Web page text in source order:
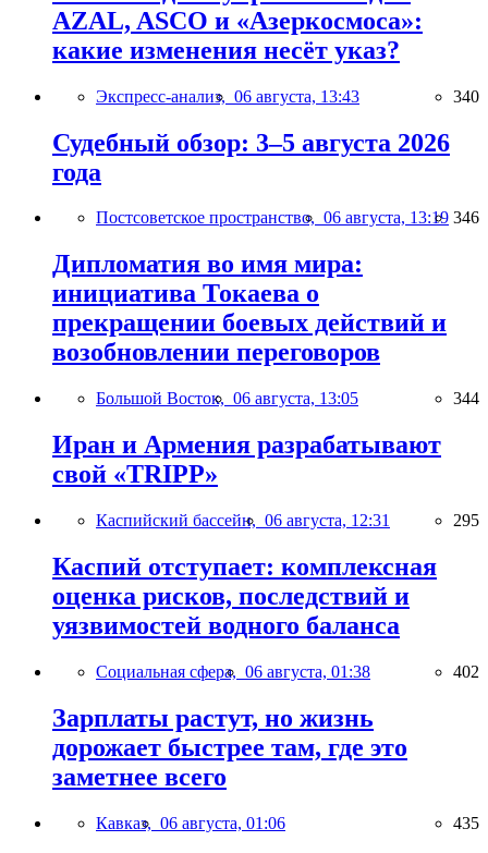
AZAL, ASCO и «Азеркосмоса»:
какие изменения несёт указ?
Экспресс-анализ, 06 августа, 13:43 340
Судебный обзор: 3–5 августа 2026
года
Постсоветское пространство, 06 августа, 13:19 346
Дипломатия во имя мира:
инициатива Токаева о
прекращении боевых действий и
возобновлении переговоров
Большой Восток, 06 августа, 13:05 344
Иран и Армения разрабатывают
свой «TRIPP»
Каспийский бассейн, 06 августа, 12:31 295
Каспий отступает: комплексная
оценка рисков, последствий и
уязвимостей водного баланса
Социальная сфера, 06 августа, 01:38 402
Зарплаты растут, но жизнь
дорожает быстрее там, где это
заметнее всего
Кавказ, 06 августа, 01:06 435